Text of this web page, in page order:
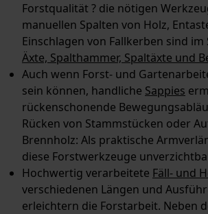
Forstqualität ? die nötigen
manuellen Spalten von Holz,
Einschlagen von Fallkerben sind
Äxte, Spalthammer, Spaltäxte und
Auch wenn Forst- und
sein können, handliche Sappies
rückenschonende
Rücken von Stammstücken oder
Brennholz: Als praktische
diese Forstwerkzeuge
Hochwertig verarbeitete Fäll- und
verschiedenen Längen und
erleichtern die Forstarbeit. Neben
Google Global Site Tag
Microsoft Advertising
Event Tracking
Facebook Pixel
Criteo
Survicate